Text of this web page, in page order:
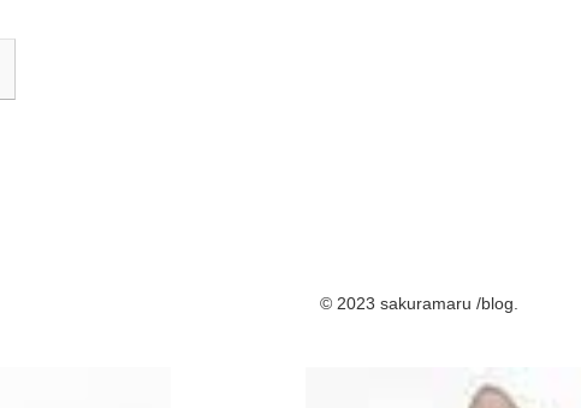
© 2023 sakuramaru /blog.